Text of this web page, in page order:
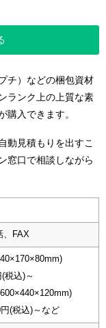
チ）などの梱包資材
ランク上の上質な素
購入できます。
動見積もりを出すこ
窓口で相談しながら
、FAX
税込)～
(税込)～など